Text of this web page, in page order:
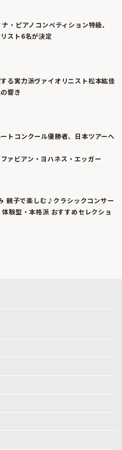
・ピアノコンペティション特級、
スト6名が決定
る実力派ヴァイオリニスト松本紘佳
響き
トコンクール優勝者、日本ツアーへ
ァビアン・ヨハネス・エッガー
親子で楽しむ♪クラシックコンサー
験型・本格派 おすすめセレクショ